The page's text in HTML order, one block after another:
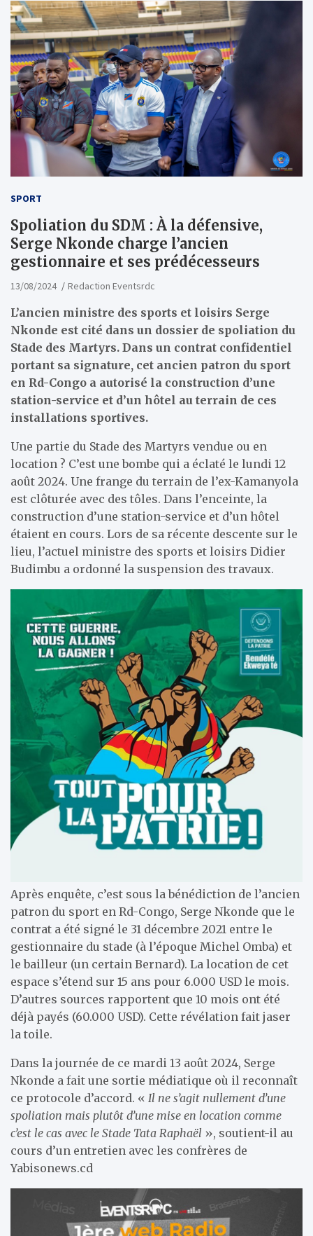
SPORT
Spoliation du SDM : À la défensive,
Serge Nkonde charge l’ancien
gestionnaire et ses prédécesseurs
13/08/2024 Redaction Eventsrdc
L’ancien ministre des sports et loisirs Serge
Nkonde est cité dans un dossier de spoliation du
Stade des Martyrs. Dans un contrat confidentiel
portant sa signature, cet ancien patron du sport
en Rd-Congo a autorisé la construction d’une
station-service et d’un hôtel au terrain de ces
installations sportives.
Une partie du Stade des Martyrs vendue ou en
location ? C’est une bombe qui a éclaté le lundi 12
août 2024. Une frange du terrain de l’ex-Kamanyola
est clôturée avec des tôles. Dans l’enceinte, la
construction d’une station-service et d’un hôtel
étaient en cours. Lors de sa récente descente sur le
lieu, l’actuel ministre des sports et loisirs Didier
Budimbu a ordonné la suspension des travaux.
Après enquête, c’est sous la bénédiction de l’ancien
patron du sport en Rd-Congo, Serge Nkonde que le
contrat a été signé le 31 décembre 2021 entre le
gestionnaire du stade (à l’époque Michel Omba) et
le bailleur (un certain Bernard). La location de cet
espace s’étend sur 15 ans pour 6.000 USD le mois.
D’autres sources rapportent que 10 mois ont été
déjà payés (60.000 USD). Cette révélation fait jaser
la toile.
Dans la journée de ce mardi 13 août 2024, Serge
Nkonde a fait une sortie médiatique où il reconnaît
ce protocole d’accord. « Il ne s’agit nullement d’une
spoliation mais plutôt d’une mise en location comme
c’est le cas avec le Stade Tata Raphaël », soutient-il au
cours d’un entretien avec les confrères de
Yabisonews.cd